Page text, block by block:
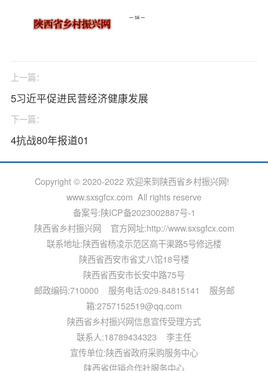
上一篇：
5习近平促进民营经济健康发展
下一篇：
4抗战80年报道01
Copyright © 2020-2022 欢迎来到陕西省乡村振兴网!
www.sxsgfcx.com All rights reserve
备案号:陕ICP备2023002887号-1
陕西省乡村振兴网 官方网址:http://www.sxsgfcx.com
联系地址:陕西省杨凌示范区高干渠路5号修远楼
陕西省西安市省丈八馆18号楼
陕西省西安市长安中路75号
邮政编码:710000 服务电话:029-84815141 服务邮
箱:2757152519@qq.com
陕西省乡村振兴网信息宣传受理方式
联系人:18789434323 李主任
宣传单位:陕西省政府采购服务中心
陕西省供销合作社服务中心